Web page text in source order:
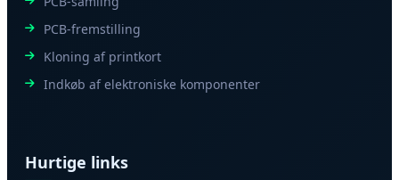
PCB-fremstilling
Kloning af printkort
Indkøb af elektroniske komponenter
Hurtige links